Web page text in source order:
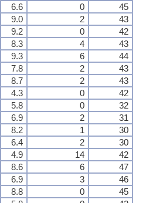
6.6 0
45
9.0 2
43
9.2 0
42
8.3 4
43
9.3 6
44
7.8 2
43
8.7 2
43
4.3 0
42
5.8 0
32
6.9 2
31
8.2 1
30
6.4 2
30
4.9 14
42
8.6 6
47
6.9 3
46
8.8 0
45